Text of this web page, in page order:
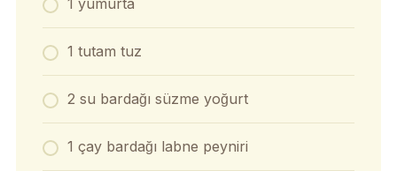
1 yumurta
1 tutam tuz
2 su bardağı süzme yoğurt
1 çay bardağı labne peyniri